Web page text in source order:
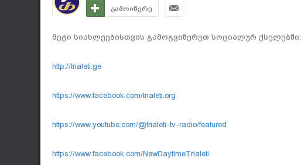
გამოიწერე
მეტი სიახლეებისთვის გამოგვიწერეთ სოციალურ ქსელებში:
http://trialeti.ge
https://www.facebook.com/trialeti.org
https://www.youtube.com/@trialeti-tv-radio/featured
https://www.facebook.com/NewDaytimeTrialeti